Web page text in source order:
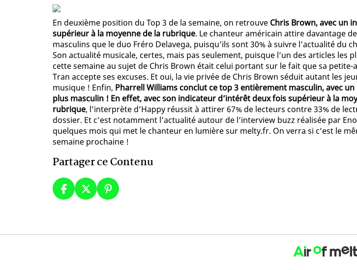
En deuxième position du Top 3 de la semaine, on retrouve Chris Brown, avec un
supérieur à la moyenne de la rubrique. Le chanteur américain attire davantage
masculins que le duo Fréro Delavega, puisqu’ils sont 30% à suivre l’actualité du
Son actualité musicale, certes, mais pas seulement, puisque l’un des articles les
cette semaine au sujet de Chris Brown était celui portant sur le fait que sa petite-
Tran accepte ses excuses. Et oui, la vie privée de Chris Brown séduit autant les
musique ! Enfin, Pharrell Williams conclut ce top 3 entièrement masculin, avec
plus masculin ! En effet, avec son indicateur d’intérêt deux fois supérieur à la
rubrique, l’interprète d’Happy réussit à attirer 67% de lecteurs contre 33% de
dossier. Et c’est notamment l’actualité autour de l’interview buzz réalisée par
quelques mois qui met le chanteur en lumière sur melty.fr. On verra si c’est le
semaine prochaine !
Partager ce Contenu